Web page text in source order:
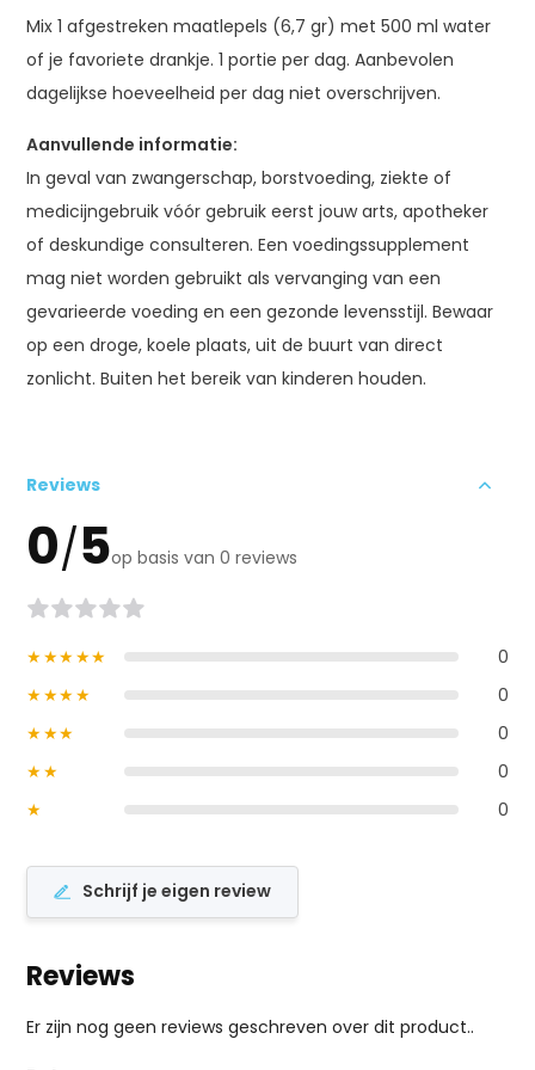
Mix 1 afgestreken maatlepels (6,7 gr) met 500 ml water
of je favoriete drankje. 1 portie per dag. Aanbevolen
dagelijkse hoeveelheid per dag niet overschrijven.
Aanvullende informatie:
In geval van zwangerschap, borstvoeding, ziekte of
medicijngebruik vóór gebruik eerst jouw arts, apotheker
of deskundige consulteren. Een voedingssupplement
mag niet worden gebruikt als vervanging van een
gevarieerde voeding en een gezonde levensstijl. Bewaar
op een droge, koele plaats, uit de buurt van direct
zonlicht. Buiten het bereik van kinderen houden.
Reviews
0/5op basis van 0 reviews
★★★★★
0
★★★★
0
★★★
0
★★
0
★
0
Schrijf je eigen review
Reviews
Er zijn nog geen reviews geschreven over dit product..